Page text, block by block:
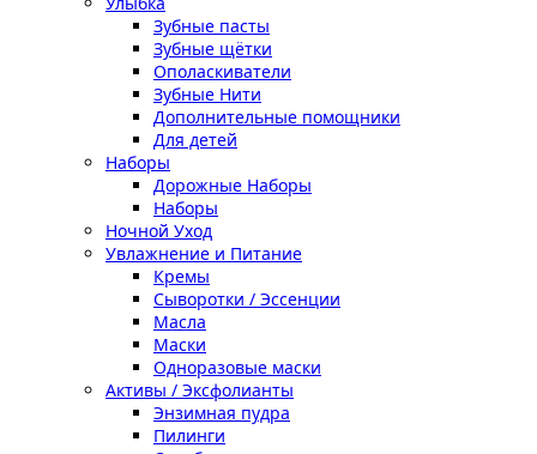
Зубные пасты
Зубные щётки
Ополаскиватели
Зубные Нити
Дополнительные помощники
Для детей
Наборы
Дорожные Наборы
Наборы
Ночной Уход
Увлажнение и Питание
Кремы
Сыворотки / Эссенции
Масла
Маски
Одноразовые маски
Активы / Эксфолианты
Энзимная пудра
Пилинги